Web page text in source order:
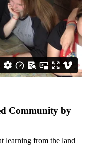
Community by
learning from the land